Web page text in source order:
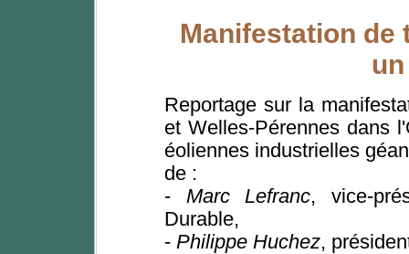
Manifestation
Reportage sur la
et Welles-Pérennes dans
éoliennes industrielles
de :
- Marc Lefranc, vice-
Durable,
- Philippe Huchez,